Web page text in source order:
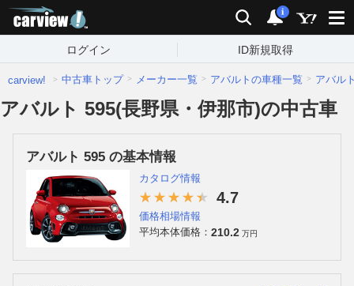
検索 通知
i
ログイン ID新規取得
carview! 中古車トップ メーカー一覧 アバルトの車種一覧 アバル
アバルト 595(長野県・伊那市)の中古車
アバルト 595 の基本情報
カタログ情報
4.7
価格相場情報
平均本体価格： 210.2 万円